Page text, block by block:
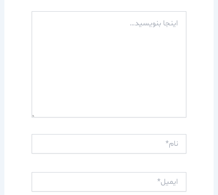
بنویسید…